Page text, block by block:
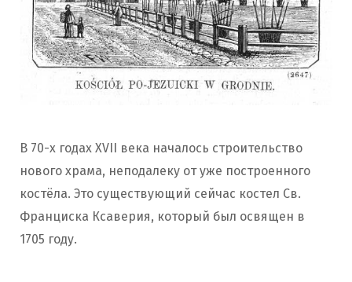
В 70-х годах XVII века началось строительство
нового храма, неподалеку от уже построенного
костёла. Это существующий сейчас костел Св.
Франциска Ксаверия, который был освящен в
1705 году.